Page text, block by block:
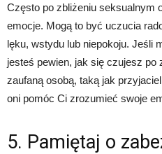
Często po zbliżeniu seksualnym
emocje. Mogą to być uczucia
lęku, wstydu lub niepokoju. Jeśli
jesteś pewien, jak się czujesz po
zaufaną osobą, taką jak
oni pomóc Ci zrozumieć swoje
5. Pamiętaj o